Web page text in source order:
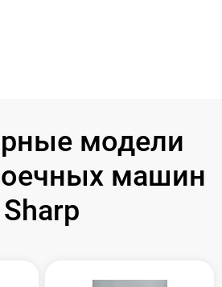
модели
машин
Sharp